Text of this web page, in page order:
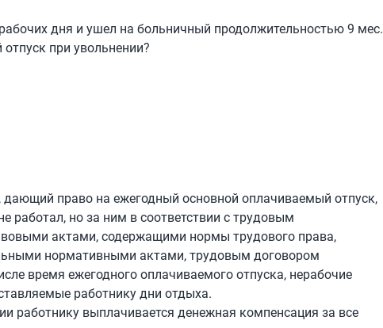
дня и ушел на больничный продолжительностью 9 мес.
при увольнении?
право на ежегодный основной оплачиваемый отпуск,
работал, но за ним в соответствии с трудовым
актами, содержащими нормы трудового права,
нормативными актами, трудовым договором
время ежегодного оплачиваемого отпуска, нерабочие
работнику дни отдыха.
работнику выплачивается денежная компенсация за все